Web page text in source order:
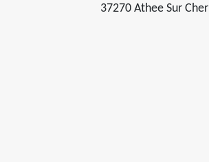
37270 Athee Sur Cher